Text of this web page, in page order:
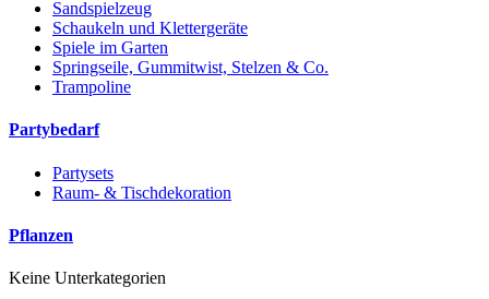
Sandspielzeug
Schaukeln und Klettergeräte
Spiele im Garten
Springseile, Gummitwist, Stelzen & Co.
Trampoline
Partybedarf
Partysets
Raum- & Tischdekoration
Pflanzen
Keine Unterkategorien